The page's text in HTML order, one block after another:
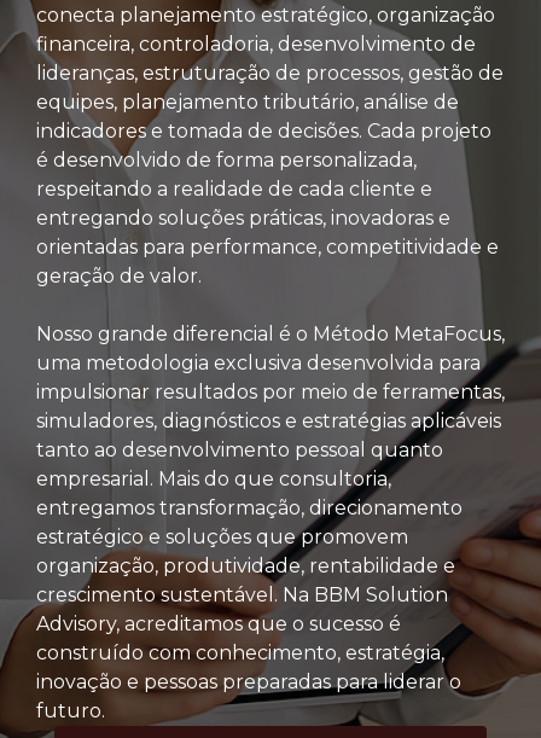
conecta planejamento estratégico, organização
financeira, controladoria, desenvolvimento de
lideranças, estruturação de processos, gestão de
equipes, planejamento tributário, análise de
indicadores e tomada de decisões. Cada projeto
é desenvolvido de forma personalizada,
respeitando a realidade de cada cliente e
entregando soluções práticas, inovadoras e
orientadas para performance, competitividade e
geração de valor.
Nosso grande diferencial é o Método MetaFocus,
uma metodologia exclusiva desenvolvida para
impulsionar resultados por meio de ferramentas,
simuladores, diagnósticos e estratégias aplicáveis
tanto ao desenvolvimento pessoal quanto
empresarial. Mais do que consultoria,
entregamos transformação, direcionamento
estratégico e soluções que promovem
organização, produtividade, rentabilidade e
crescimento sustentável. Na BBM Solution
Advisory, acreditamos que o sucesso é
construído com conhecimento, estratégia,
inovação e pessoas preparadas para liderar o
futuro.